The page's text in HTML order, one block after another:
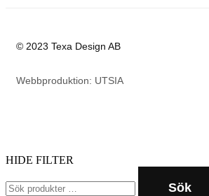
© 2023 Texa Design AB
Webbproduktion: UTSIA
HIDE FILTER
Sök